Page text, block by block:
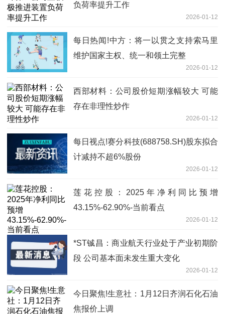
负荷率提升工作
2026-01-12
每日热闻!中方：将一以贯之支持索马里
维护国家主权、统一和领土完整
2026-01-12
西部材料：公司股价短期涨幅较大 可能
存在非理性炒作
2026-01-12
每日视点!赛分科技(688758.SH)股东拟合
计减持不超6%股份
2026-01-12
莲花控股：2025年净利同比预增
43.15%-62.90%-当前看点
2026-01-12
*ST铖昌：商业航天行业处于产业初期阶
段 公司基本面未发生重大变化
2026-01-12
今日聚焦!生意社：1月12日齐润石化石油
焦报价上调